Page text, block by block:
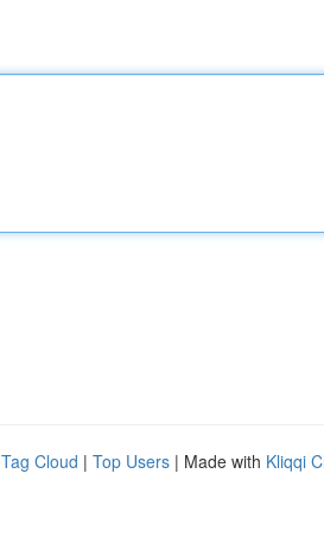
Tag Cloud | Top Users | Made with Kliqqi